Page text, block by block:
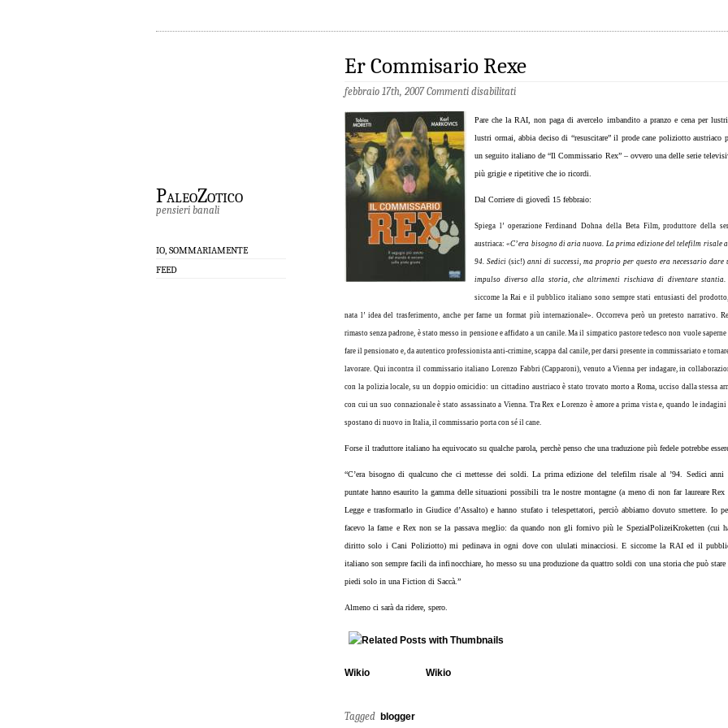
PaleoZotico
pensieri banali
IO, SOMMARIAMENTE
FEED
Er Commisario Rexe
febbraio 17th, 2007Commenti disabilitati
Pare che la RAI, non paga di avercelo imbandito a pranzo e cena per
lustri ormai, abbia deciso di “resuscitare” il prode cane poliziotto austriaco
un seguito italiano de “Il Commissario Rex” – ovvero una delle serie
più grigie e ripetitive che io ricordi.
Dal Corriere di giovedì 15 febbraio:
Spiega l’ operazione Ferdinand Dohna della Beta Film, produttore della
austriaca:«C’ era bisogno di aria nuova. La prima edizione del telefilm risale
94. Sedici (sic!) anni di successi, ma proprio per questo era necessario dare
impulso diverso alla storia, che altrimenti rischiava di diventare
siccome la Rai e il pubblico italiano sono sempre stati entusiasti del
nata l’ idea del trasferimento, anche per farne un format più internazionale». Occorreva però un pretesto narrativo.
rimasto senza padrone, è stato messo in pensione e affidato a un canile. Ma il simpatico pastore tedesco non vuole
fare il pensionato e, da autentico professionista anti-crimine, scappa dal canile, per darsi presente in commissariato e
lavorare. Qui incontra il commissario italiano Lorenzo Fabbri (Capparoni), venuto a Vienna per indagare, in
con la polizia locale, su un doppio omicidio: un cittadino austriaco è stato trovato morto a Roma, ucciso dalla stessa
con cui un suo connazionale è stato assassinato a Vienna. Tra Rex e Lorenzo è amore a prima vista e, quando le
spostano di nuovo in Italia, il commissario porta con sé il cane.
Forse il traduttore italiano ha equivocato su qualche parola, perchè penso che una traduzione più fedele potrebbe
“C’era bisogno di qualcuno che ci mettesse dei soldi. La prima edizione del telefilm risale al ’94. Sedici anni
puntate hanno esaurito la gamma delle situazioni possibili tra le nostre montagne (a meno di non far laureare Rex
Legge e trasformarlo in Giudice d’Assalto) e hanno stufato i telespettatori, perciò abbiamo dovuto smettere. Io
facevo la fame e Rex non se la passava meglio: da quando non gli fornivo più le SpezialPolizeiKroketten (cui
diritto solo i Cani Poliziotto) mi pedinava in ogni dove con ululati minacciosi. E siccome la RAI ed il
italiano son sempre facili da infinocchiare, ho messo su una produzione da quattro soldi con una storia che può stare
piedi solo in una Fiction di Saccà.”
Almeno ci sarà da ridere, spero.
Wikio Wikio
Tagged blogger